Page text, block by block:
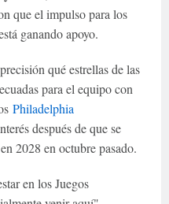
que el impulso para los
ganando apoyo.
qué estrellas de las
para el equipo con
Philadelphia
después de que se
2028 en octubre pasado.
en los Juegos